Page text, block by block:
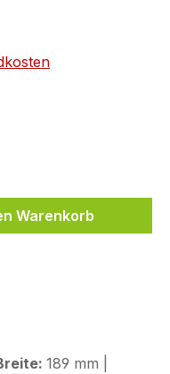
Warenkorb
189 mm |